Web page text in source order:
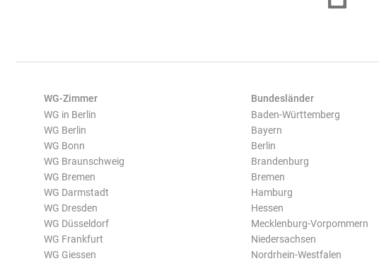
WG-Zimmer
WG in Berlin
WG Berlin
WG Bonn
WG Braunschweig
WG Bremen
WG Darmstadt
WG Dresden
WG Düsseldorf
WG Frankfurt
WG Giessen
Bundesländer
Baden-Württemberg
Bayern
Berlin
Brandenburg
Bremen
Hamburg
Hessen
Mecklenburg-Vorpommern
Niedersachsen
Nordrhein-Westfalen